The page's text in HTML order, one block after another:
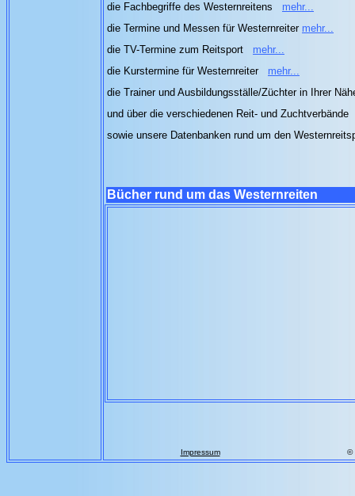
die Fachbegriffe des Westernreitens
mehr...
die Termine und Messen für Westernreiter mehr...
die TV-Termine zum Reitsport
mehr...
die Kurstermine für Westernreiter
mehr...
die Trainer und Ausbildungsställe/Züchter in Ihrer
und über die verschiedenen Reit- und Zuchtverbände
sowie unsere Datenbanken rund um den
Bücher rund um das Westernreiten
Impressum ©